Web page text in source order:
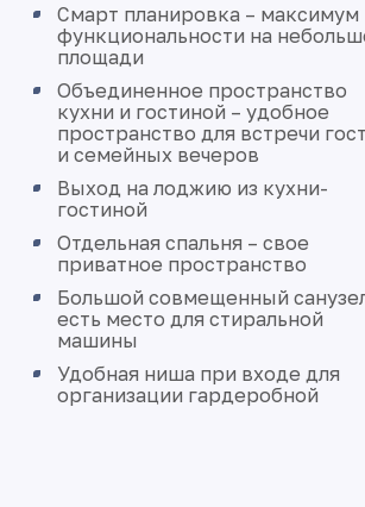
Смарт планировка – максимум
функциональности на
площади
Объединенное пространство
кухни и гостиной – удобное
пространство для встречи
и семейных вечеров
Выход на лоджию из кухни-
гостиной
Отдельная спальня – свое
приватное пространство
Большой совмещенный
есть место для стиральной
машины
Удобная ниша при входе для
организации гардеробной